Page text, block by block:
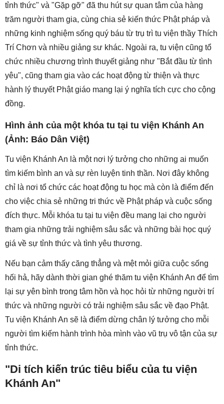
tỉnh thức" và "Gặp gỡ" đã thu hút sự quan tâm của hàng
trăm người tham gia, cùng chia sẻ kiến thức Phật pháp và
những kinh nghiệm sống quý báu từ trụ trì tu viện thầy Thích
Trí Chơn và nhiều giảng sư khác. Ngoài ra, tu viện cũng tổ
chức nhiều chương trình thuyết giảng như "Bắt đầu từ tình
yêu", cũng tham gia vào các hoạt động từ thiện và thực
hành lý thuyết Phật giáo mang lại ý nghĩa tích cực cho cộng
đồng.
Hình ảnh của một khóa tu tại tu viện Khánh An
(Ảnh: Báo Dân Việt)
Tu viện Khánh An là một nơi lý tưởng cho những ai muốn
tìm kiếm bình an và sự rèn luyện tinh thần. Nơi đây không
chỉ là nơi tổ chức các hoạt động tu học mà còn là điểm đến
cho việc chia sẻ những tri thức về Phật pháp và cuộc sống
đích thực. Mỗi khóa tu tại tu viện đều mang lại cho người
tham gia những trải nghiệm sâu sắc và những bài học quý
giá về sự tỉnh thức và tình yêu thương.
Nếu bạn cảm thấy căng thẳng và mệt mỏi giữa cuộc sống
hối hả, hãy dành thời gian ghé thăm tu viện Khánh An để tìm
lại sự yên bình trong tâm hồn và học hỏi từ những người trí
thức và những người có trải nghiệm sâu sắc về đạo Phật.
Tu viện Khánh An sẽ là điểm dừng chân lý tưởng cho mỗi
người tìm kiếm hành trình hòa mình vào vũ trụ vô tận của sự
tỉnh thức.
"Di tích kiến trúc tiêu biểu của tu viện
Khánh An"